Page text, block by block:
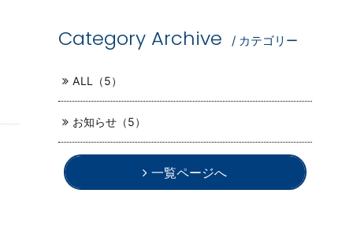
Category Archive / カテゴリー
ALL（5）
お知らせ（5）
一覧ページへ